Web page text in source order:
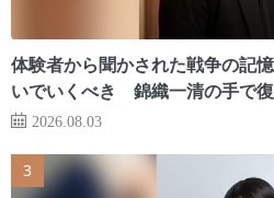
体験者から聞かされた戦争の記
いでいくべき 錦織一清の手で
2026.08.03